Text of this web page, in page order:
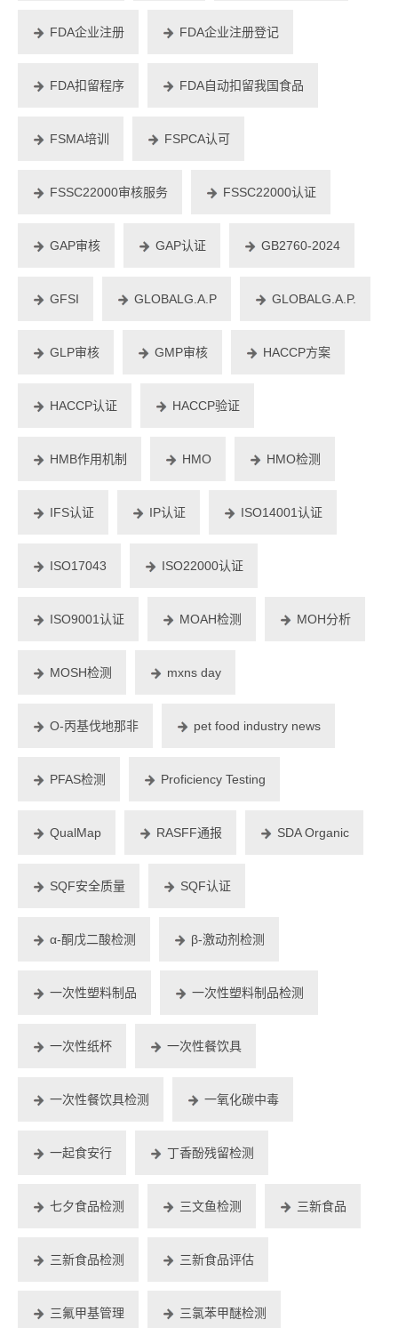
FDA企业注册 FDA企业注册登记
FDA扣留程序 FDA自动扣留我国食品
FSMA培训 FSPCA认可
FSSC22000审核服务 FSSC22000认证
GAP审核 GAP认证 GB2760-2024
GFSI GLOBALG.A.P GLOBALG.A.P.
GLP审核 GMP审核 HACCP方案
HACCP认证 HACCP验证
HMB作用机制 HMO HMO检测
IFS认证 IP认证 ISO14001认证
ISO17043 ISO22000认证
ISO9001认证 MOAH检测 MOH分析
MOSH检测 mxns day
O-丙基伐地那非 pet food industry news
PFAS检测 Proficiency Testing
QualMap RASFF通报 SDA Organic
SQF安全质量 SQF认证
α-酮戊二酸检测 β-激动剂检测
一次性塑料制品 一次性塑料制品检测
一次性纸杯 一次性餐饮具
一次性餐饮具检测 一氧化碳中毒
一起食安行 丁香酚残留检测
七夕食品检测 三文鱼检测 三新食品
三新食品检测 三新食品评估
三氟甲基管理 三氯苯甲醚检测